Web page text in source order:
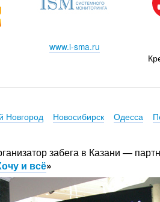
www.i-sma.ru
Новгород Новосибирск Одесса
забега в Казани —
и всё»